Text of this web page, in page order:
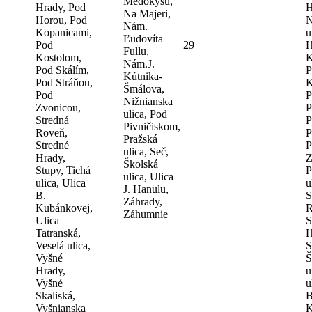
Hrady, Pod
Horou, Pod
Kopanicami,
Pod
Kostolom,
Pod Skálím,
Pod Stráňou,
Pod
Zvonicou,
Stredná
Roveň,
Stredné
Hrady,
Stupy, Tichá
ulica, Ulica
B.
Kubánkovej,
Ulica
Tatranská,
Veselá ulica,
Vyšné
Hrady,
Vyšné
Skaliská,
Vyšnianska
Na Majeri,
Nám.
Ľudovíta
Fullu,
Nám.J.
Kútnika-
Šmálova,
Nižnianska
ulica, Pod
Pivničiskom,
Pražská
ulica, Seč,
Školská
ulica, Ulica
J. Hanulu,
Záhrady,
Záhumnie
29